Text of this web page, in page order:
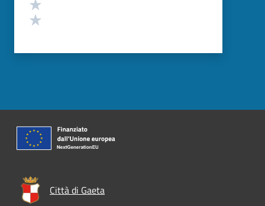
Città di Gaeta